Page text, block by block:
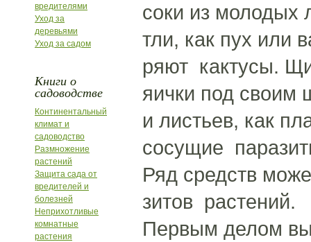
вредителями
Уход за
деревьями
Уход за садом
Книги о
садоводстве
Континентальный
климат и
садоводство
Размножение
растений
Защита сада от
вредителей и
болезней
Неприхотливые
комнатные
растения
соки из молодых
тли, как пух или
ряют кактусы.
яички под своим
и листьев, как
сосущие
Ряд средств
зитов растений.
Первым делом